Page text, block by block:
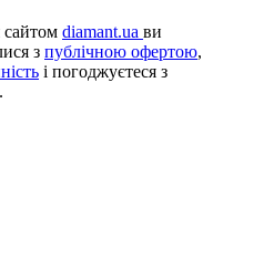
diamant.ua ви
з публічною офертою,
і погоджуєтеся з